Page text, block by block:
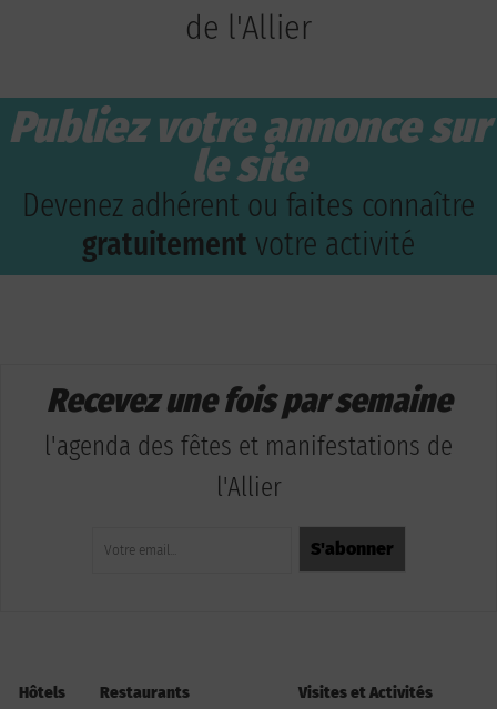
de l'Allier
Publiez votre annonce sur
le site
Devenez adhérent ou faites connaître
gratuitement votre activité
Recevez une fois par semaine
l'agenda des fêtes et manifestations de
l'Allier
Hôtels
Restaurants
Visites et Activités